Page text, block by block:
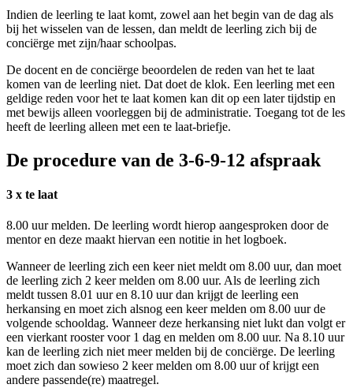
Indien de leerling te laat komt, zowel aan het begin van de dag als
bij het wisselen van de lessen, dan meldt de leerling zich bij de
conciërge met zijn/haar schoolpas.
De docent en de conciërge beoordelen de reden van het te laat
komen van de leerling niet. Dat doet de klok. Een leerling met een
geldige reden voor het te laat komen kan dit op een later tijdstip en
met bewijs alleen voorleggen bij de administratie. Toegang tot de les
heeft de leerling alleen met een te laat-briefje.
De procedure van de 3-6-9-12 afspraak
3 x te laat
8.00 uur melden. De leerling wordt hierop aangesproken door de
mentor en deze maakt hiervan een notitie in het logboek.
Wanneer de leerling zich een keer niet meldt om 8.00 uur, dan moet
de leerling zich 2 keer melden om 8.00 uur. Als de leerling zich
meldt tussen 8.01 uur en 8.10 uur dan krijgt de leerling een
herkansing en moet zich alsnog een keer melden om 8.00 uur de
volgende schooldag. Wanneer deze herkansing niet lukt dan volgt er
een vierkant rooster voor 1 dag en melden om 8.00 uur. Na 8.10 uur
kan de leerling zich niet meer melden bij de conciërge. De leerling
moet zich dan sowieso 2 keer melden om 8.00 uur of krijgt een
andere passende(re) maatregel.